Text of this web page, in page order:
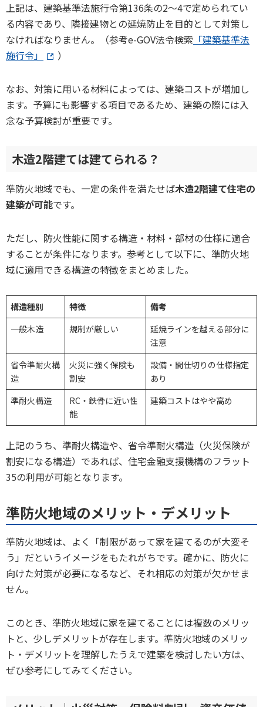
上記は、建築基準法施行令第136条の2〜4で定められてい
る内容であり、隣接建物との延焼防止を目的として対策し
なければなりません。（参考e-GOV法令検索 「建築基準法
施行令」
）
なお、対策に用いる材料によっては、建築コストが増加し
ます。予算にも影響する項目であるため、建築の際には入
念な予算検討が重要です。
木造2階建ては建てられる？
準防火地域でも、一定の条件を満たせば木造2階建て住宅の
建築が可能です。
ただし、防火性能に関する構造・材料・部材の仕様に適合
することが条件になります。参考として以下に、準防火地
域に適用できる構造の特徴をまとめました。
構造種別 特徴
備考
一般木造
規制が厳しい
延焼ラインを越える部分に
注意
省令準耐火構
造
火災に強く保険も
割安
設備・間仕切りの仕様指定
あり
準耐火構造
RC・鉄骨に近い性
能
建築コストはやや高め
上記のうち、準耐火構造や、省令準耐火構造（火災保険が
割安になる構造）であれば、住宅金融支援機構のフラット
35の利用が可能となります。
準防火地域のメリット・デメリット
準防火地域は、よく「制限があって家を建てるのが大変そ
う」だというイメージをもたれがちです。確かに、防火に
向けた対策が必要になるなど、それ相応の対策が欠かせま
せん。
このとき、準防火地域に家を建てることには複数のメリッ
トと、少しデメリットが存在します。準防火地域のメリッ
ト・デメリットを理解したうえで建築を検討したい方は、
ぜひ参考にしてみてください。